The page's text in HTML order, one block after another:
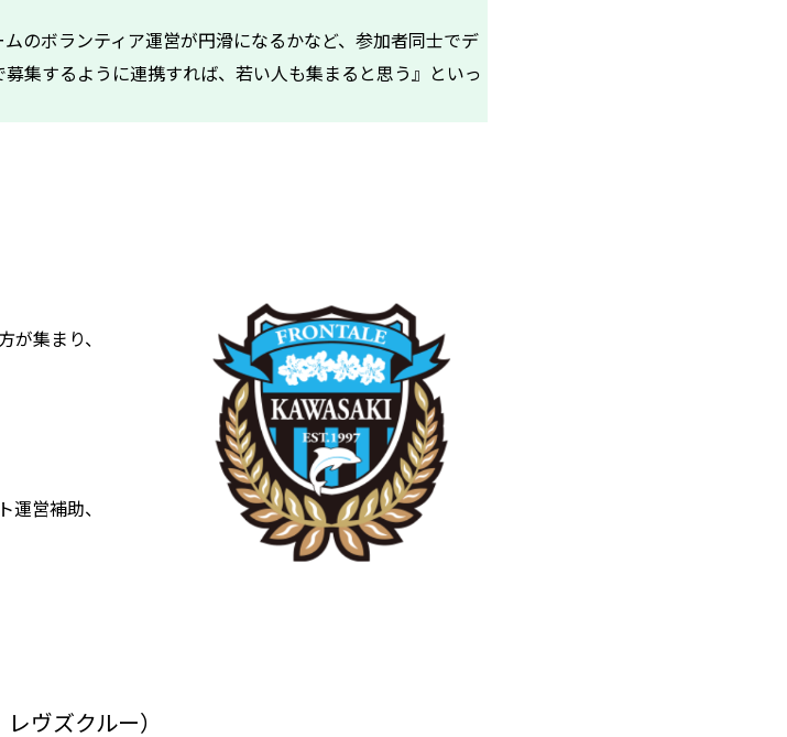
のボランティア運営が円滑になるかなど、参加者同士でデ
集するように連携すれば、若い人も集まると思う』といっ
が集まり、
営補助、
ヴズクルー）